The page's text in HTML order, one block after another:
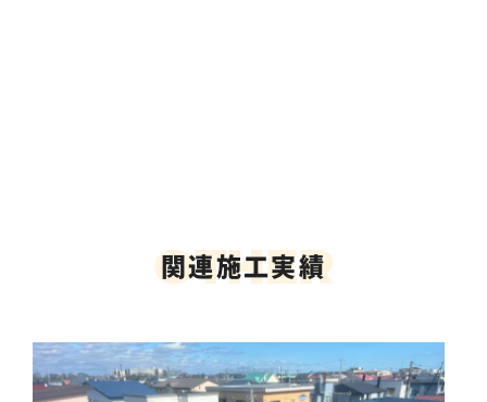
OTHER
関連施工実績